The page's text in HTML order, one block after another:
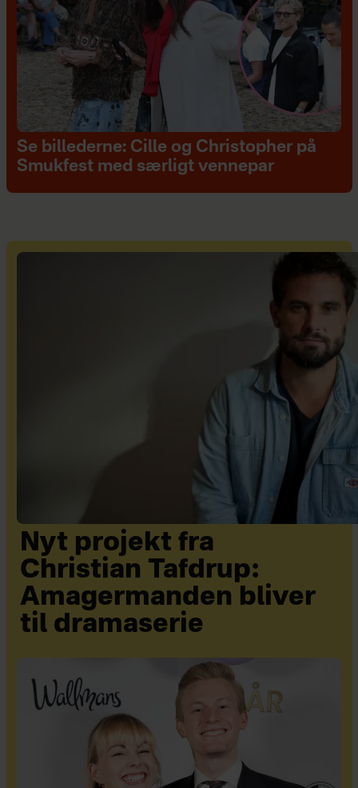
Se billederne: Cille og Christopher på
Smukfest med særligt vennepar
Nyt projekt fra
Christian Tafdrup:
Amagermanden bliver
til dramaserie